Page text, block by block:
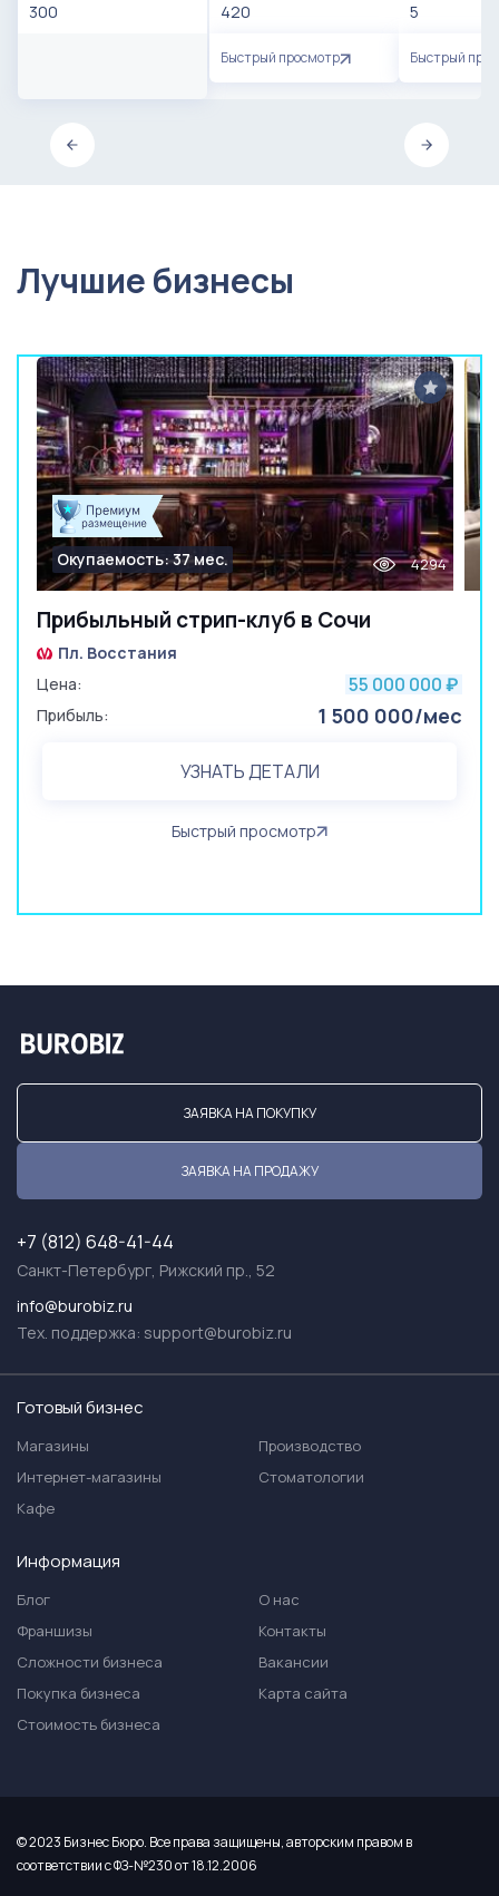
300 420
Быстрый просмотр
5
Быстрый
Лучшие бизнесы
Прибыльный стрип-клуб в Сочи
Окупаемость: 37 мес. 4294
Пл. Восстания
Цена:
55 000 000 ₽
Прибыль: 1 500 000/мес
УЗНАТЬ ДЕТАЛИ
Быстрый просмотр
ЗАЯВКА НА ПОКУПКУ
ЗАЯВКА НА ПРОДАЖУ
+7 (812) 648-41-44
Санкт-Петербург, Рижский пр., 52
info@burobiz.ru
Тех. поддержка: support@burobiz.ru
Готовый бизнес
Магазины
Интернет-магазины
Кафе
Производство
Стоматологии
Информация
Блог
Франшизы
Сложности бизнеса
Покупка бизнеса
Стоимость бизнеса
О нас
Контакты
Вакансии
Карта сайта
© 2023 Бизнес Бюро. Все права защищены, авторским правом в
соответствии с ФЗ-№230 от 18.12.2006